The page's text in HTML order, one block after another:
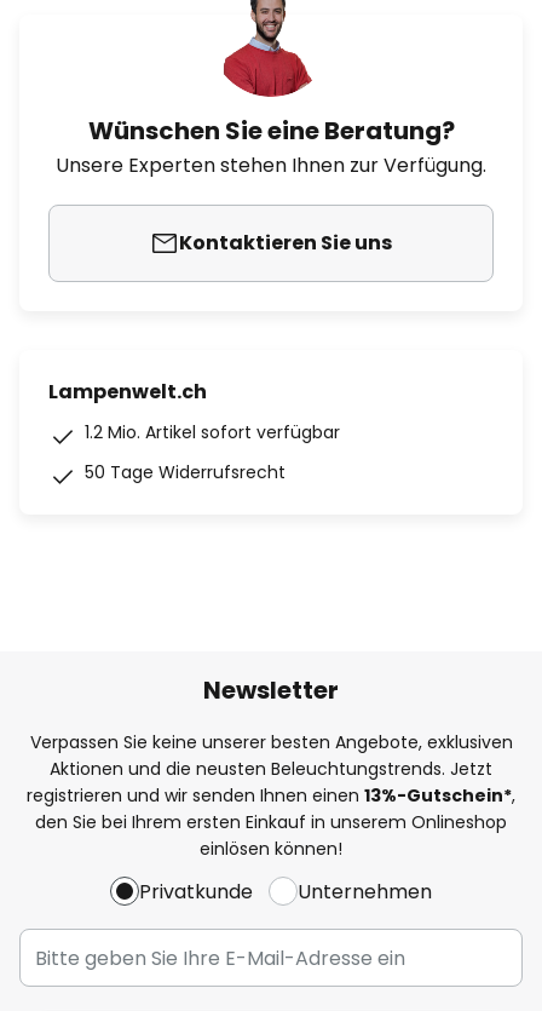
Wünschen Sie eine Beratung?
Unsere Experten stehen Ihnen zur Verfügung.
Kontaktieren Sie uns
Lampenwelt.ch
1.2 Mio. Artikel sofort verfügbar
50 Tage Widerrufsrecht
Newsletter
Verpassen Sie keine unserer besten Angebote, exklusiven
Aktionen und die neusten Beleuchtungstrends. Jetzt
registrieren und wir senden Ihnen einen 13%-Gutschein*,
den Sie bei Ihrem ersten Einkauf in unserem Onlineshop
einlösen können!
Privatkunde Unternehmen